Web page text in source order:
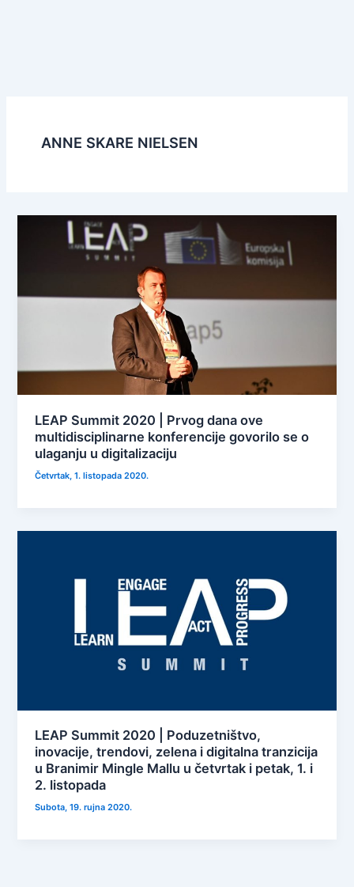
ANNE SKARE NIELSEN
LEAP Summit 2020 | Prvog dana ove
multidisciplinarne konferencije govorilo se o
ulaganju u digitalizaciju
Četvrtak, 1. listopada 2020.
LEAP Summit 2020 | Poduzetništvo,
inovacije, trendovi, zelena i digitalna tranzicija
u Branimir Mingle Mallu u četvrtak i petak, 1. i
2. listopada
Subota, 19. rujna 2020.